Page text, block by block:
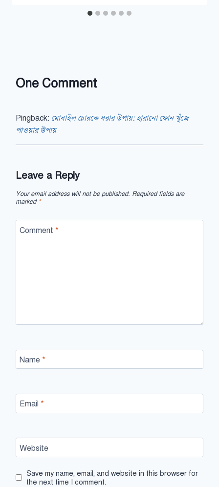
One Comment
Pingback: মোবাইল চোরকে ধরার উপায়: হারানো ফোন খুঁজে
পাওয়ার উপায়
Leave a Reply
Your email address will not be published. Required fields are
marked *
Comment *
Name *
Email *
Website
Save my name, email, and website in this browser for
the next time I comment.